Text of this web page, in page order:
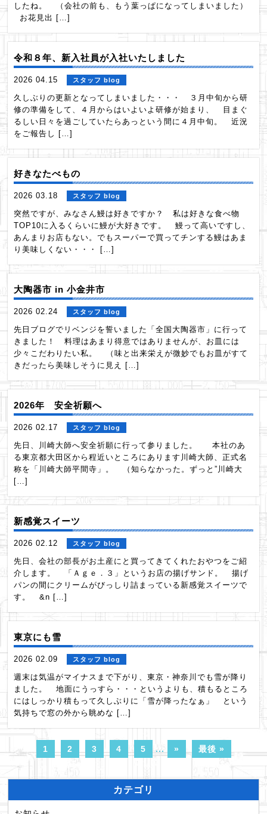
したね。 （会社の前も、もう葉っぱになってしまいました）
お花見出 […]
令和８年、新入社員が入社いたしました
2026 04.15 スタッフ blog
久しぶりの更新となってしまいました・・・ ３月中旬から研
修の準備をして、４月からはいよいよ研修が始まり、 目まぐ
るしい日々を過ごしていたらあっという間に４月中旬。 近況
をご報告し […]
好きなたべもの
2026 03.18 スタッフ blog
突然ですが、みなさん鰻は好きですか？ 私は好きな食べ物
TOP10に入るくらいに鰻が大好きです。 鰻って高いですし、
あんまりお店もない。でもスーパーで買ってチンする鰻はあま
り美味しくない・・・ […]
大陶器市 in 小金井市
2026 02.24 スタッフ blog
先日ブログでリベンジを誓いました「全国大陶器市」に行って
きました！ 料理はあまり得意ではありませんが、お皿には
少々こだわりたい私。 （味と出来栄えが微妙でもお皿がすて
きだったら美味しそうに見え […]
2026年 安全祈願へ
2026 02.17 スタッフ blog
先日、川崎大師へ安全祈願に行って参りました。 本社のあ
る東京都大田区から程近いところにあります川崎大師、正式名
称を「川崎大師平間寺」。 （知らなかった。ずっと”川崎大
[…]
新感覚スイーツ
2026 02.12 スタッフ blog
先日、会社の部長がお土産にと買ってきてくれたおやつをご紹
介します。 「Ａｇｅ．３」というお店の揚げサンド。 揚げ
パンの間にクリームがびっしり詰まっている新感覚スイーツで
す。 &n […]
東京にも雪
2026 02.09 スタッフ blog
週末は気温がマイナスまで下がり、東京・神奈川でも雪が降り
ました。 地面にうっすら・・・というよりも、積もるところ
にはしっかり積もって久しぶりに「雪が降ったなぁ」 という
気持ちで窓の外から眺めな […]
1 2 3 4 5 ... » 最後 »
カテゴリ